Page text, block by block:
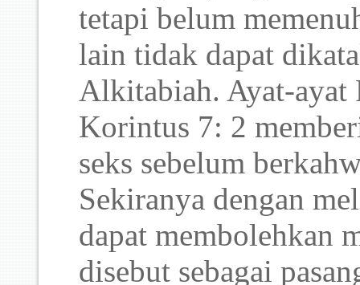
tetapi belum
lain tidak dapat
Alkitabiah. Ayat-ayat
Korintus 7: 2
seks sebelum
Sekiranya dengan
dapat membolehkan
disebut sebagai